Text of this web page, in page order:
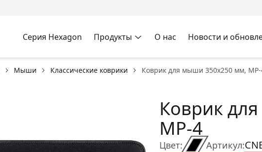
Серия Hexagon Продукты О нас Новости и
Мыши Классические коврики Коврик для мыши 350x250 мм,
Цвет:
Коврик
MP-4
Артикул: